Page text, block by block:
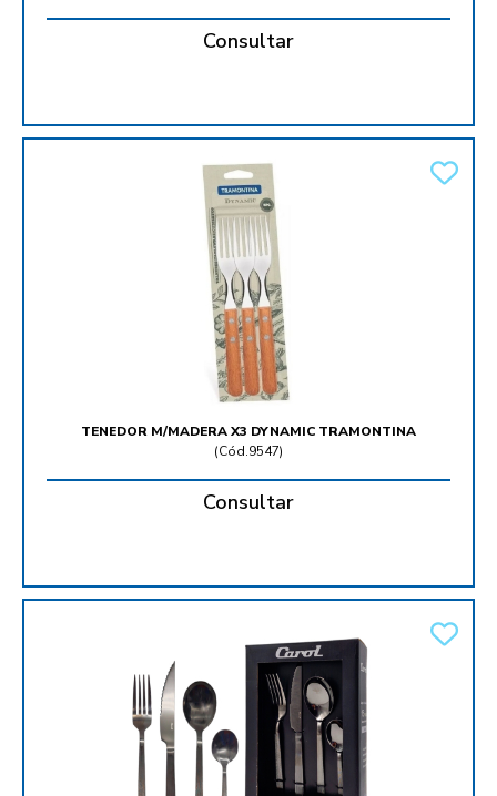
Consultar
TENEDOR M/MADERA X3 DYNAMIC TRAMONTINA
(Cód.9547)
Consultar